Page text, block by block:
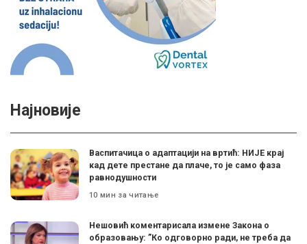
Најновије
Васпитачица о адаптацији на вртић: НИЈЕ крај
кад дете престане да плаче, то је само фаза
равнодушности
10 мин за читање
Нешовић коментарисала измене Закона о
образовању: ”Ко одговорно ради, не треба да